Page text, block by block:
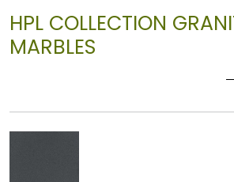
HPL COLLECTION
MARBLES